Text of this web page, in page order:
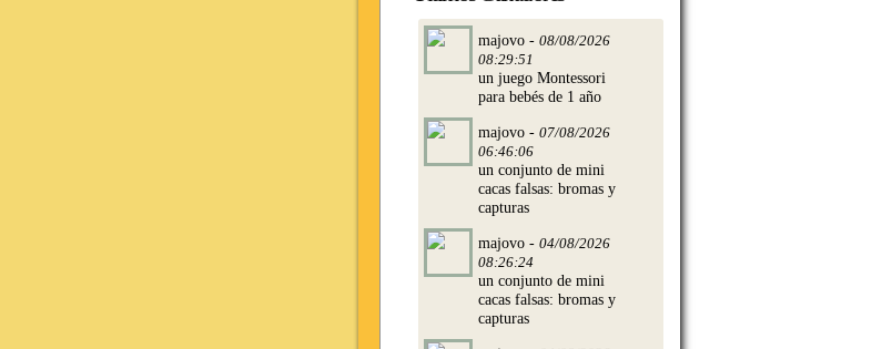
majovo - 08/08/2026
08:29:51
un juego Montessori
para bebés de 1 año
majovo - 07/08/2026
06:46:06
un conjunto de mini
cacas falsas: bromas y
capturas
majovo - 04/08/2026
08:26:24
un conjunto de mini
cacas falsas: bromas y
capturas